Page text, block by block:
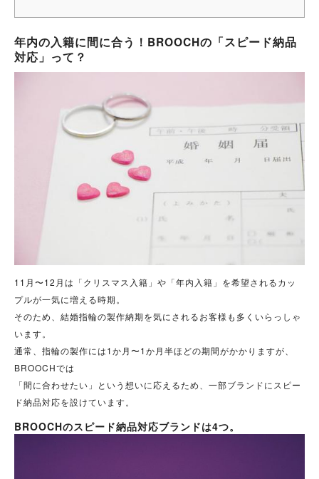
年内の入籍に間に合う！BROOCHの「スピード納品
対応」って？
11月〜12月は「クリスマス入籍」や「年内入籍」を希望されるカッ
プルが一気に増える時期。
そのため、結婚指輪の製作納期を気にされるお客様も多くいらっしゃ
います。
通常、指輪の製作には1か月〜1か月半ほどの期間がかかりますが、
BROOCHでは
「間に合わせたい」という想いに応えるため、一部ブランドにスピー
ド納品対応を設けています。
BROOCHのスピード納品対応ブランドは4つ。